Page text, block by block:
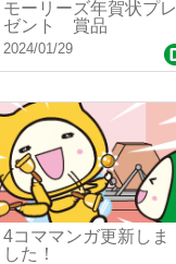
モーリーズ年賀状プレ
ゼント 賞品
2024/01/29
4コママンガ更新しま
した！